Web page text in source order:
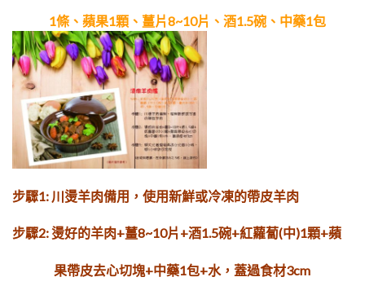
1條、蘋果1顆、薑片8~10片、酒1.5碗、中藥1包
步驟1: 川燙羊肉備用，使用新鮮或冷凍的帶皮羊肉
步驟2: 燙好的羊肉+薑8~10片+酒1.5碗+紅蘿蔔(中)1顆+蘋
果帶皮去心切塊+中藥1包+水，蓋過食材3cm